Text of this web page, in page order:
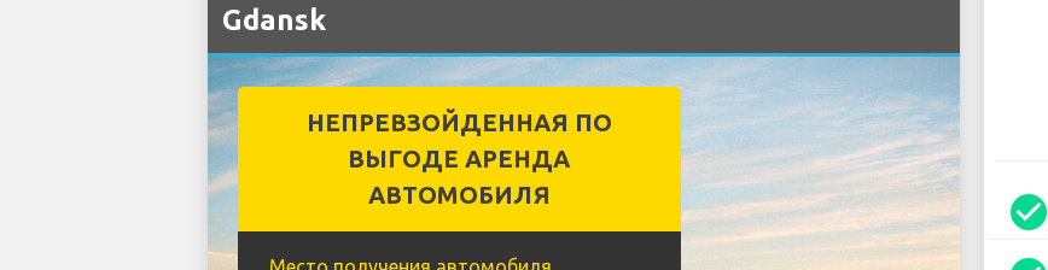
Gdansk
НЕПРЕВЗОЙДЕННАЯ ПО
ВЫГОДЕ АРЕНДА
АВТОМОБИЛЯ
check_circle